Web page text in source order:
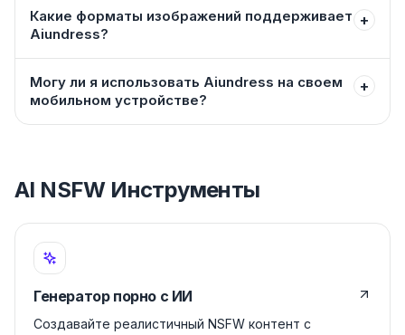
Какие форматы изображений поддерживает
Aiundress?
+
Могу ли я использовать Aiundress на своем
мобильном устройстве?
+
AI NSFW Инструменты
Генератор порно с ИИ
Создавайте реалистичный NSFW контент с